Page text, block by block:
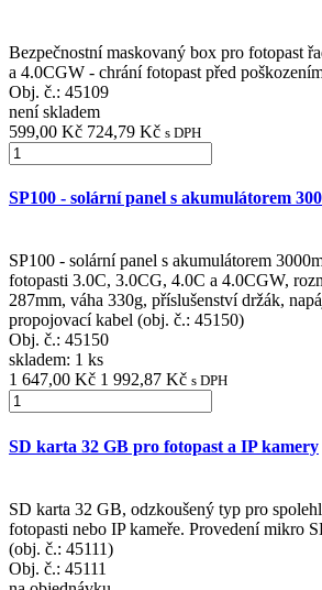
Bezpečnostní maskovaný box pro fotopast
a 4.0CGW - chrání fotopast před
Obj. č.: 45109
není skladem
599,00 Kč 724,79 Kč s DPH
SP100 - solární panel s akumulátorem
SP100 - solární panel s akumulátorem
fotopasti 3.0C, 3.0CG, 4.0C a 4.0CGW,
287mm, váha 330g, příslušenství držák,
propojovací kabel (obj. č.: 45150)
Obj. č.: 45150
skladem: 1 ks
1 647,00 Kč 1 992,87 Kč s DPH
SD karta 32 GB pro fotopast a IP kamery
SD karta 32 GB, odzkoušený typ pro
fotopasti nebo IP kameře. Provedení mikro
(obj. č.: 45111)
Obj. č.: 45111